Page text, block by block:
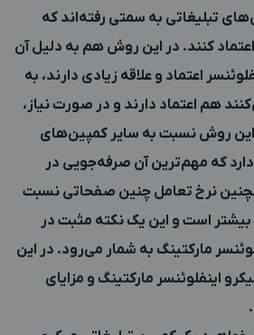
تبلیغاتی به سمتی رفته‌اند که
اعتماد کنند. در این روش هم به دلیل آن
اعتماد و علاقه زیادی دارند، به
هم اعتماد دارند و در صورت نیاز،
این روش نسبت به سایر کمپین‌های
دارد که مهم‌ترین آن صرفه‌جویی در
نرخ تعامل چنین صفحاتی نسبت
است و این یک نکته مثبت در
مارکتینگ به شمار می‌رود. در این
اینفلوئنسر مارکتینگ و مزایای